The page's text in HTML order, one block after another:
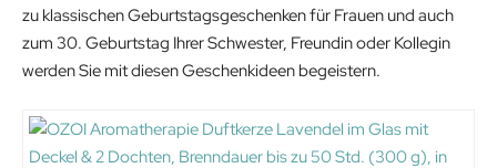
zu klassischen Geburtstagsgeschenken für Frauen und auch
zum 30. Geburtstag Ihrer Schwester, Freundin oder Kollegin
werden Sie mit diesen Geschenkideen begeistern.